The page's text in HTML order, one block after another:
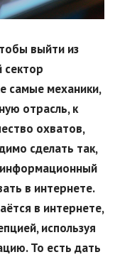
выйти из
сектор
самые механики,
отрасль, к
охватов,
сделать так,
в интернете.
в интернете,
используя
То есть дать